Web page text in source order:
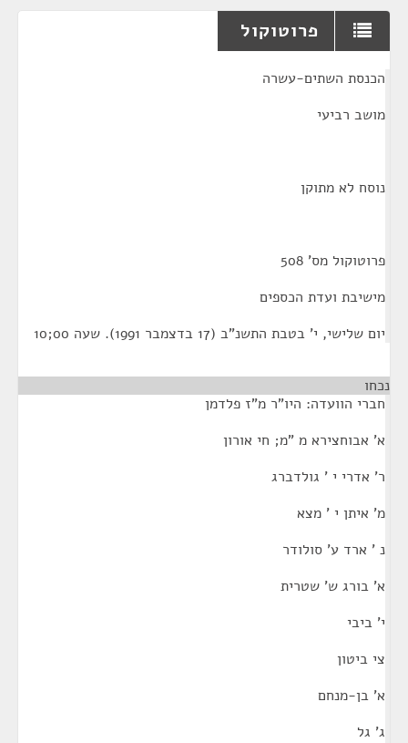
פרוטוקול
הכנסת השתים-עשרה
מושב רביעי
נוסח לא מתוקן
פרוטוקול מס' 508
מישיבת ועדת הכספים
יום שלישי, י' בטבת התשנ"ב (17 בדצמבר 1991). שעה 00;10
נכחו
חברי הוועדה: היו"ר מ"ז פלדמן
א' אבוחצירא מ "מ; חי אורון
ר' אדרי י ' גולדברג
מ' איתן י ' מצא
נ ' ארד ע' סולודר
א' בורג ש' שטרית
י' ביבי
צי ביטון
א' בן-מנחם
ג' גל